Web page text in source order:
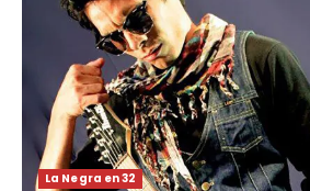
La Negra en 32